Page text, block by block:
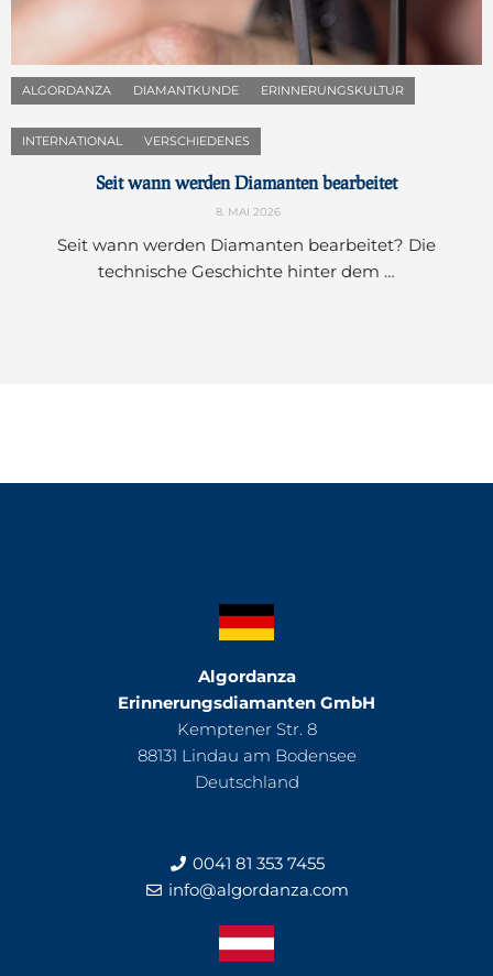
ALGORDANZA DIAMANTKUNDE ERINNERUNGSKULTUR
INTERNATIONAL VERSCHIEDENES
Seit wann werden Diamanten bearbeitet
8. MAI 2026
Seit wann werden Diamanten bearbeitet? Die
technische Geschichte hinter dem …
Algordanza
Erinnerungsdiamanten GmbH
Kemptener Str. 8
88131 Lindau am Bodensee
Deutschland
0041 81 353 7455
info@algordanza.com